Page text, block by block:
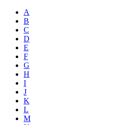
A
B
C
D
E
F
G
H
I
J
K
L
M